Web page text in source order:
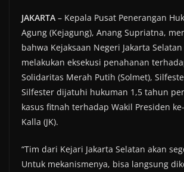
JAKARTA – Kepala Pusat Penerangan
Agung (Kejagung), Anang Supriatna,
bahwa Kejaksaan Negeri Jakarta
melakukan eksekusi penahanan
Solidaritas Merah Putih (Solmet),
Silfester dijatuhi hukuman 1,5 tahun
kasus fitnah terhadap Wakil Presiden
Kalla (JK).
“Tim dari Kejari Jakarta Selatan akan
Untuk mekanismenya, bisa langsung